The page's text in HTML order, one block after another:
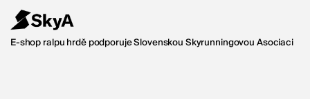
E-shop ralpu hrdě podporuje Slovenskou Skyrunningovou Asociaci